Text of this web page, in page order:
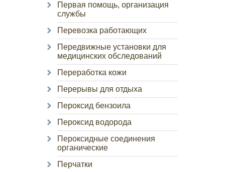
Первая помощь, организация
службы
Перевозка работающих
Передвижные установки для
медицинских обследований
Переработка кожи
Перерывы для отдыха
Пероксид бензоила
Пероксид водорода
Пероксидные соединения
органические
Перчатки